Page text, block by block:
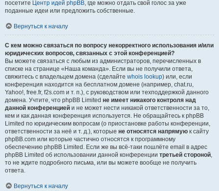
посетите Центр идей phpBB, где можно отдать свой голос за уже
поданные идеи или предложить собственные.
Вернуться к началу
С кем можно связаться по вопросу некорректного использования и/или
юридических вопросов, связанных с этой конференцией?
Вы можете связаться с любым из администраторов, перечисленных в
списке на странице «Наша команда». Если вы не получили ответа,
свяжитесь с владельцем домена (сделайте whois lookup) или, если
конференция находится на бесплатном домене (например, chat.ru,
Yahoo!, free.fr, f2s.com и т. п.), с руководством или техподдержкой данного
домена. Учтите, что phpBB Limited не имеет никакого контроля над
данной конференцией и не может нести никакой ответственности за то,
кем и как данная конференция используется. Не обращайтесь к phpBB
Limited по юридическим вопросам (о приостановке работы конференции,
ответственности за неё и т. д.), которые не относятся напрямую к сайту
phpBB.com или которые частично относятся к программному
обеспечению phpBB Limited. Если же вы всё-таки пошлёте email в адрес
phpBB Limited об использовании данной конференции третьей стороной,
то не ждите подробного письма, или вы можете вообще не получить
ответа.
Вернуться к началу